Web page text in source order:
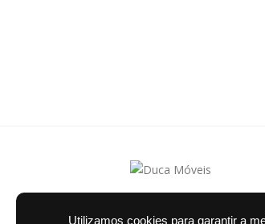
Utilizamos cookies para garantir a